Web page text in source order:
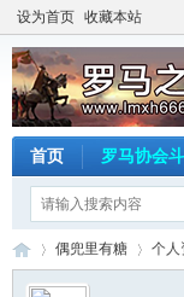
设为首页 收藏本站
首页 罗马协会
偶兜里有糖 个人